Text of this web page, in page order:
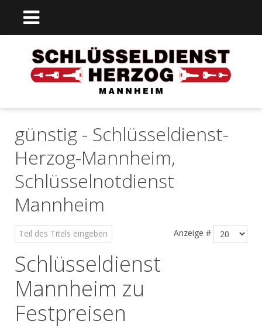
günstig - Schlüsseldienst-
Herzog-Mannheim,
Schlüsselnotdienst
Mannheim
Anzeige #
Schlüsseldienst
Mannheim zu
Festpreisen